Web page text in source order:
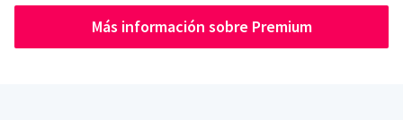
Más información sobre Premium